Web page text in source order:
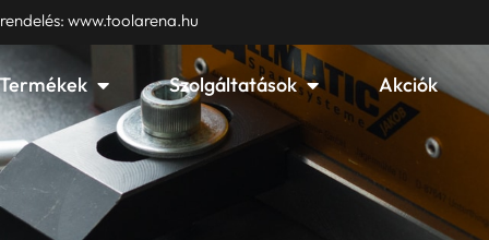
www.toolarena.hu
Termékek Open TermékekSzolgáltatások Open Szolgáltatások
Akciók